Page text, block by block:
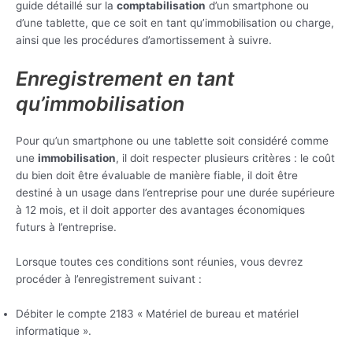
guide détaillé sur la comptabilisation d’un smartphone ou
d’une tablette, que ce soit en tant qu’immobilisation ou charge,
ainsi que les procédures d’amortissement à suivre.
Enregistrement en tant
qu’immobilisation
Pour qu’un smartphone ou une tablette soit considéré comme
une immobilisation, il doit respecter plusieurs critères : le coût
du bien doit être évaluable de manière fiable, il doit être
destiné à un usage dans l’entreprise pour une durée supérieure
à 12 mois, et il doit apporter des avantages économiques
futurs à l’entreprise.
Lorsque toutes ces conditions sont réunies, vous devrez
procéder à l’enregistrement suivant :
Débiter le compte 2183 « Matériel de bureau et matériel
informatique ».